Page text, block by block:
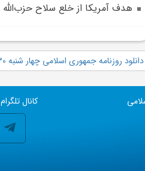
هدف آمريکا از خلع سلاح حزب‌الله
دانلود روزنامه جمهوری اسلامی چهار شنبه 1404/07/30 شماره 13212
کانال تلگرام